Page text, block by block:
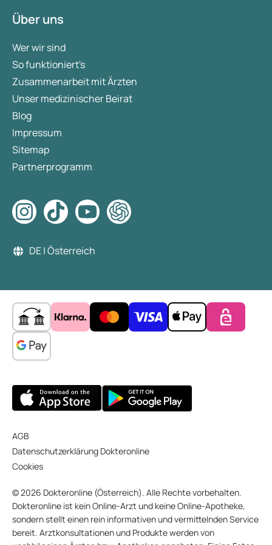
Über uns
Wer wir sind
So funktioniert's
Zusammenarbeit mit Ärzten
Unser medizinischer Beirat
Blog
Impressum
Sitemap
Partnerprogramm
DE | Österreich
AGB
Datenschutzerklärung Dokteronline
Cookies
© 2026 Dokteronline (Österreich). Alle Rechte vorbehalten.
Dokteronline ist kein Online-Arzt und keine Online-Apotheke,
sondern stellt einen rein informativen und vermittelnden Service
bereit. Arztkonsultationen und Produkte werden von